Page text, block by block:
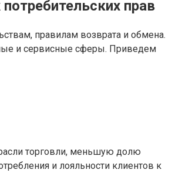
прав
правилам возврата и обмена.
и сервисные сферы. Приведем
торговли, меньшую долю
и лояльности клиентов к